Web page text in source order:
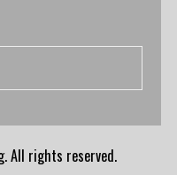
All rights reserved.